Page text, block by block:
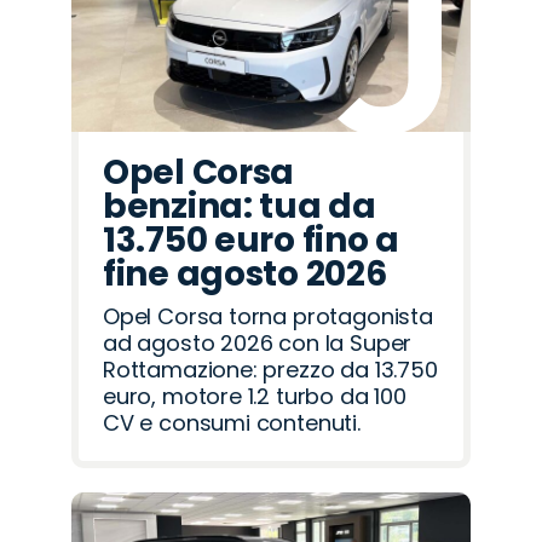
Opel Corsa
benzina: tua da
13.750 euro fino a
fine agosto 2026
Opel Corsa torna protagonista
ad agosto 2026 con la Super
Rottamazione: prezzo da 13.750
euro, motore 1.2 turbo da 100
CV e consumi contenuti.